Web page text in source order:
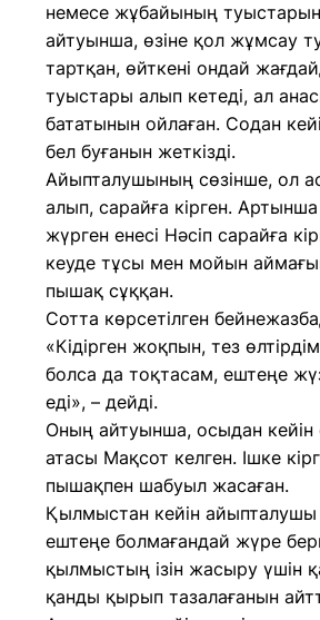
немесе жұбайының
айтуынша, өзіне қол жұмсау
тартқан, өйткені ондай
туыстары алып кетеді, ал
бататынын ойлаған. Содан
бел буғанын жеткізді.
Айыпталушының сөзінше, ол
алып, сарайға кірген. Артынша
жүрген енесі Нәсіп сарайға
кеуде тұсы мен мойын
пышақ сұққан.
Сотта көрсетілген
«Кідірген жоқпын, тез
болса да тоқтасам, ештеңе
еді», – дейді.
Оның айтуынша, осыдан кейін
атасы Мақсот келген. Ішке
пышақпен шабуыл жасаған.
Қылмыстан кейін айыпталушы
ештеңе болмағандай жүре
қылмыстың ізін жасыру үшін
қанды қырып тазалағанын